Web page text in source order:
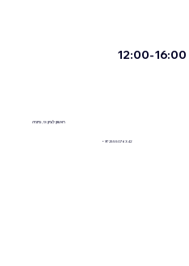
ראשון לציון 13, נתניה
+972555076342